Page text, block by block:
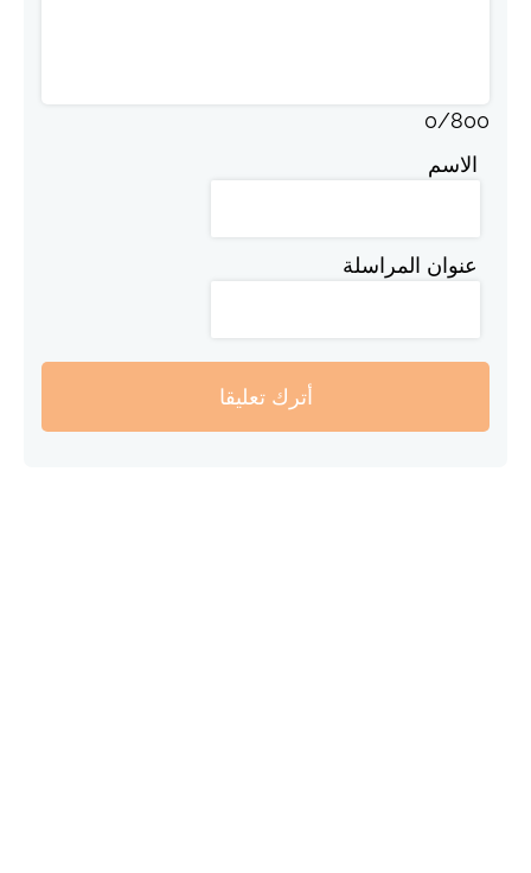
0/800
الاسم
عنوان المراسلة
أترك تعليقا